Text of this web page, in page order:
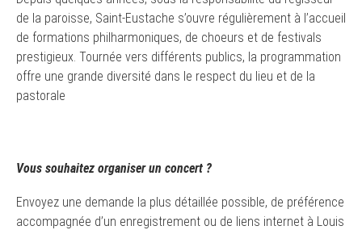
de la paroisse, Saint-Eustache s’ouvre régulièrement à l’accueil
de formations philharmoniques, de choeurs et de festivals
prestigieux. Tournée vers différents publics, la programmation
offre une grande diversité dans le respect du lieu et de la
pastorale
Vous souhaitez organiser un concert ?
Envoyez une demande la plus détaillée possible, de préférence
accompagnée d’un enregistrement ou de liens internet à Louis